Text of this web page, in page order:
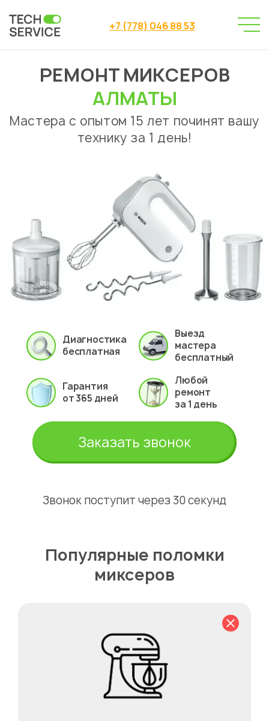
+7 (778) 046 88 53
Сервисный центр → Ремонт миксеров
РЕМОНТ МИКСЕРОВ
АЛМАТЫ
Мастера с опытом 15 лет починят вашу
технику за 1 день!
Диагностика
бесплатная
Выезд
мастера
бесплатный
Гарантия
от 365 дней
Любой
ремонт
за 1 день
Заказать звонок
Звонок поступит через 30 секунд
Популярные поломки
миксеров